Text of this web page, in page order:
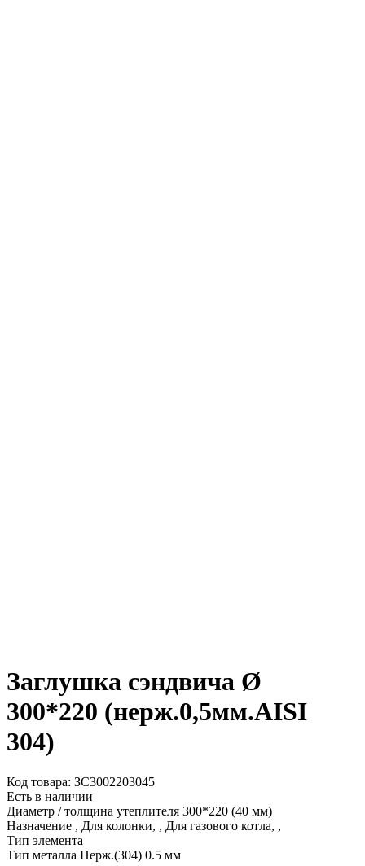
Заглушка сэндвича Ø
300*220 (нерж.0,5мм.AISI
304)
Код товара: ЗС3002203045
Есть в наличии
Диаметр / толщина утеплителя 300*220 (40 мм)
Назначение , Для колонки, , Для газового котла, ,
Тип элемента
Тип металла Нерж.(304) 0.5 мм